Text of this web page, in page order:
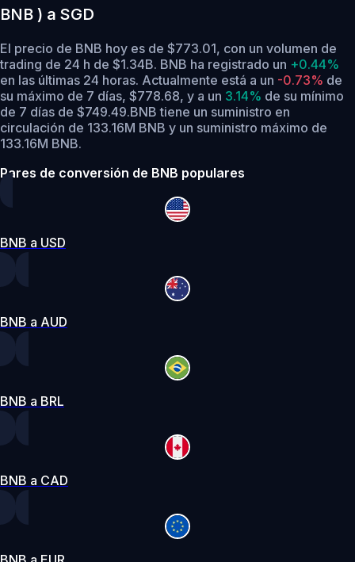
BNB ) a SGD
El precio de BNB hoy es de $773.01, con un volumen de
trading de 24 h de $1.34B. BNB ha registrado un +0.44%
en las últimas 24 horas. Actualmente está a un -0.73% de
su máximo de 7 días, $778.68, y a un 3.14% de su mínimo
de 7 días de $749.49.BNB tiene un suministro en
circulación de 133.16M BNB y un suministro máximo de
133.16M BNB.
Pares de conversión de BNB populares
BNB a USD
BNB a AUD
BNB a BRL
BNB a CAD